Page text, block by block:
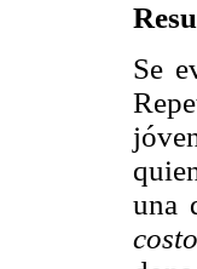
Se
una
costo